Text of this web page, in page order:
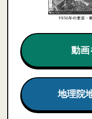
動画
地理院